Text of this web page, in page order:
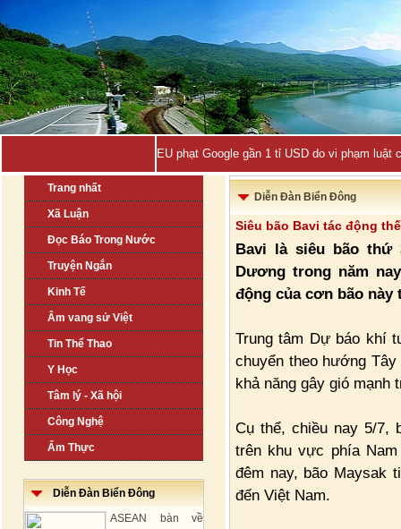
EU phạt Google gần 1 tỉ USD do vi phạm luật
Trang nhất
Xã Luận
Đọc Báo Trong Nước
Truyện Ngắn
Kinh Tế
Âm vang sử Việt
Tin Thể Thao
Y Học
Tâm lý - Xã hội
Công Nghệ
Ẩm Thực
Diễn Đàn Biển Đông
ASEAN bàn về
Diễn Đàn Biển Đông
Siêu bão Bavi tác động
Bavi là siêu bão thứ
Dương trong năm
động của cơn bão
Trung tâm Dự báo khí
chuyển theo hướng
khả năng gây gió mạnh
Cụ thể, chiều nay 5/7,
trên khu vực phía Nam
đêm nay, bão Maysak
đến Việt Nam.